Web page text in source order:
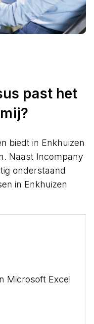
past het
biedt in Enkhuizen
Naast Incompany
onderstaand
in Enkhuizen
Microsoft Excel